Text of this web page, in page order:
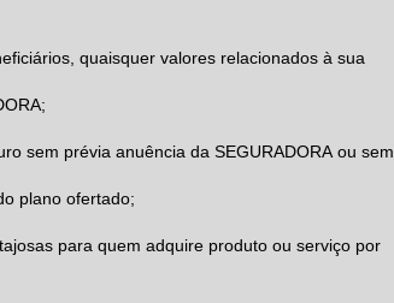
quaisquer valores relacionados à sua
sem prévia anuência da SEGURADORA ou sem
plano ofertado;
para quem adquire produto ou serviço por